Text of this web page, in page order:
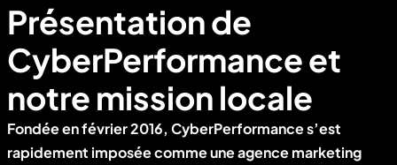
Présentation de
CyberPerformance et
notre mission locale
Fondée en février 2016, CyberPerformance s’est
rapidement imposée comme une agence marketing